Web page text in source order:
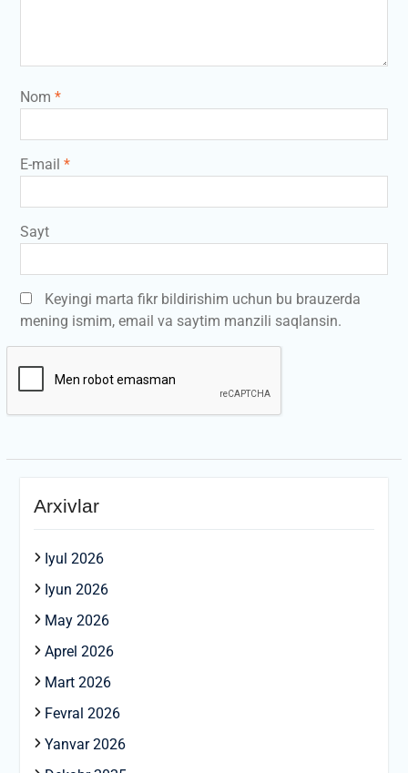
Nom *
E-mail *
Sayt
Keyingi marta fikr bildirishim uchun bu brauzerda
mening ismim, email va saytim manzili saqlansin.
Arxivlar
Iyul 2026
Iyun 2026
May 2026
Aprel 2026
Mart 2026
Fevral 2026
Yanvar 2026